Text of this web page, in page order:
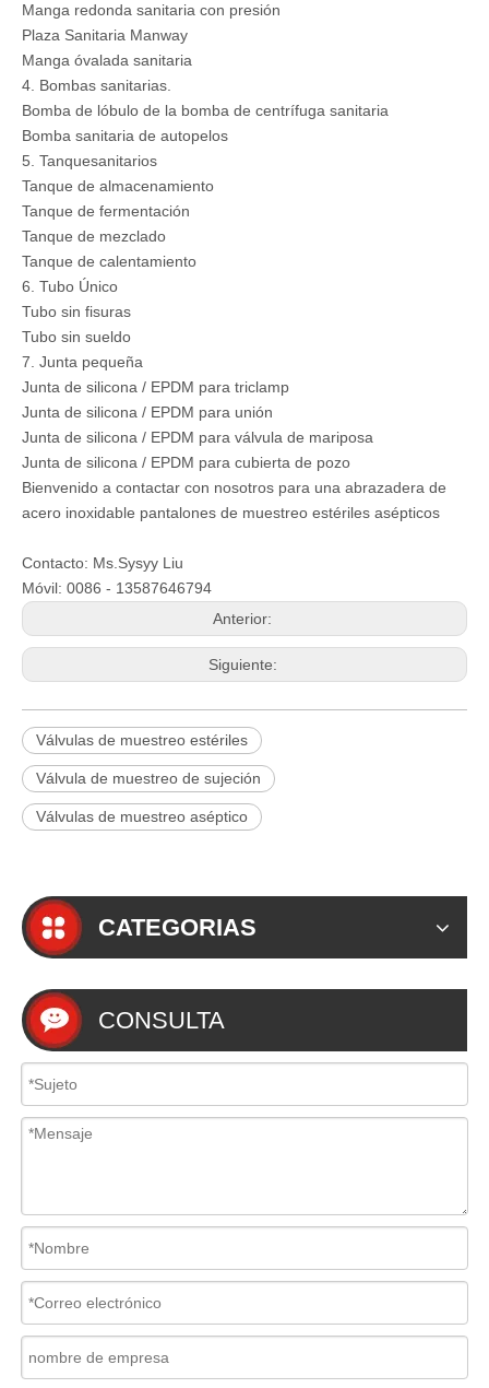
Manga redonda sanitaria con presión
Plaza Sanitaria Manway
Manga óvalada sanitaria
4. Bombas sanitarias.
Bomba de lóbulo de la bomba de centrífuga sanitaria
Bomba sanitaria de autopelos
5. Tanquesanitarios
Tanque de almacenamiento
Tanque de fermentación
Tanque de mezclado
Tanque de calentamiento
6. Tubo Único
Tubo sin fisuras
Tubo sin sueldo
7. Junta pequeña
Junta de silicona / EPDM para triclamp
Junta de silicona / EPDM para unión
Junta de silicona / EPDM para válvula de mariposa
Junta de silicona / EPDM para cubierta de pozo
Bienvenido a contactar con nosotros para una abrazadera de
acero inoxidable pantalones de muestreo estériles asépticos
Contacto: Ms.Sysyy Liu
Móvil: 0086 - 13587646794
Anterior:
Siguiente:
Válvulas de muestreo estériles
Válvula de muestreo de sujeción
Válvulas de muestreo aséptico
CATEGORIAS
CONSULTA